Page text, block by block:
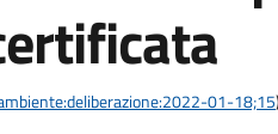
01-18;15)